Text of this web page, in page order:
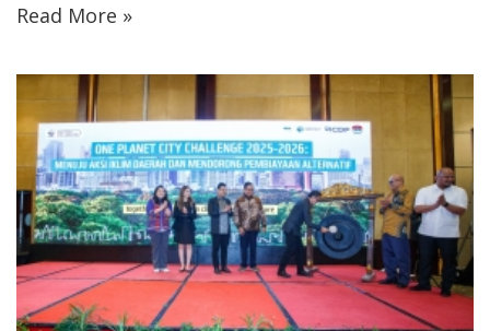
Read More »